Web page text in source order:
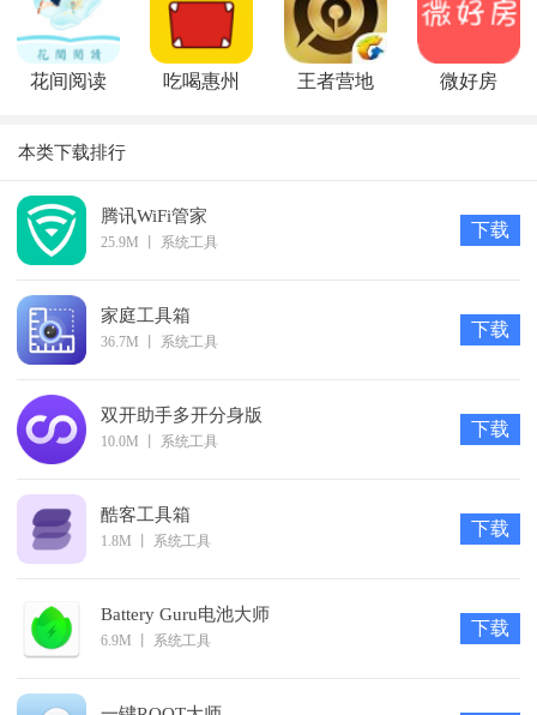
的效益。
3.种植各种农作物和畜牧业获得丰厚回报，轻松获得惊喜红
包
-1.登录网页端京东：www.jd.com
-2.打开网页：chat1.jd.com
-3.F12打开控制台，输入脚本代码
花间阅读 吃喝惠州 王者营地 微好房
本类下载排行
腾讯WiFi管家
25.9M 系统工具
下载
家庭工具箱
36.7M 系统工具
下载
双开助手多开分身版
10.0M 系统工具
下载
酷客工具箱
1.8M 系统工具
下载
Battery Guru电池大师
6.9M 系统工具
下载